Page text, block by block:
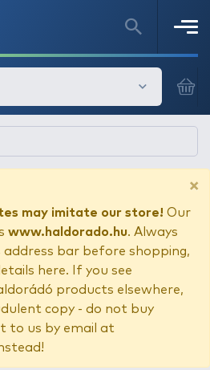
×
may imitate our store! Our
www.haldorado.hu. Always
bar before shopping,
here. If you see
products elsewhere,
copy - do not buy
to us by email at